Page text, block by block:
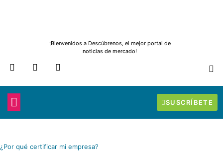
¡Bienvenidos a Descúbrenos, el mejor portal de
noticias de mercado!
F
c
e
o
o
T
i
r
I
s
r
SUSCRÍBETE
¿Por qué certificar mi empresa?